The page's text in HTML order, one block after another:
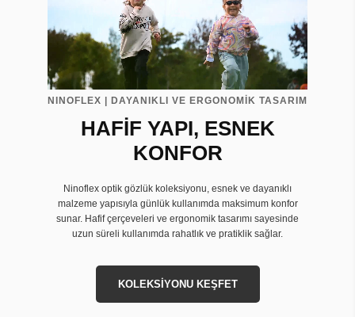
NINOFLEX | DAYANIKLI VE ERGONOMİK TASARIM
HAFİF YAPI, ESNEK
KONFOR
Ninoflex optik gözlük koleksiyonu, esnek ve dayanıklı
malzeme yapısıyla günlük kullanımda maksimum konfor
sunar. Hafif çerçeveleri ve ergonomik tasarımı sayesinde
uzun süreli kullanımda rahatlık ve pratiklik sağlar.
KOLEKSİYONU KEŞFET